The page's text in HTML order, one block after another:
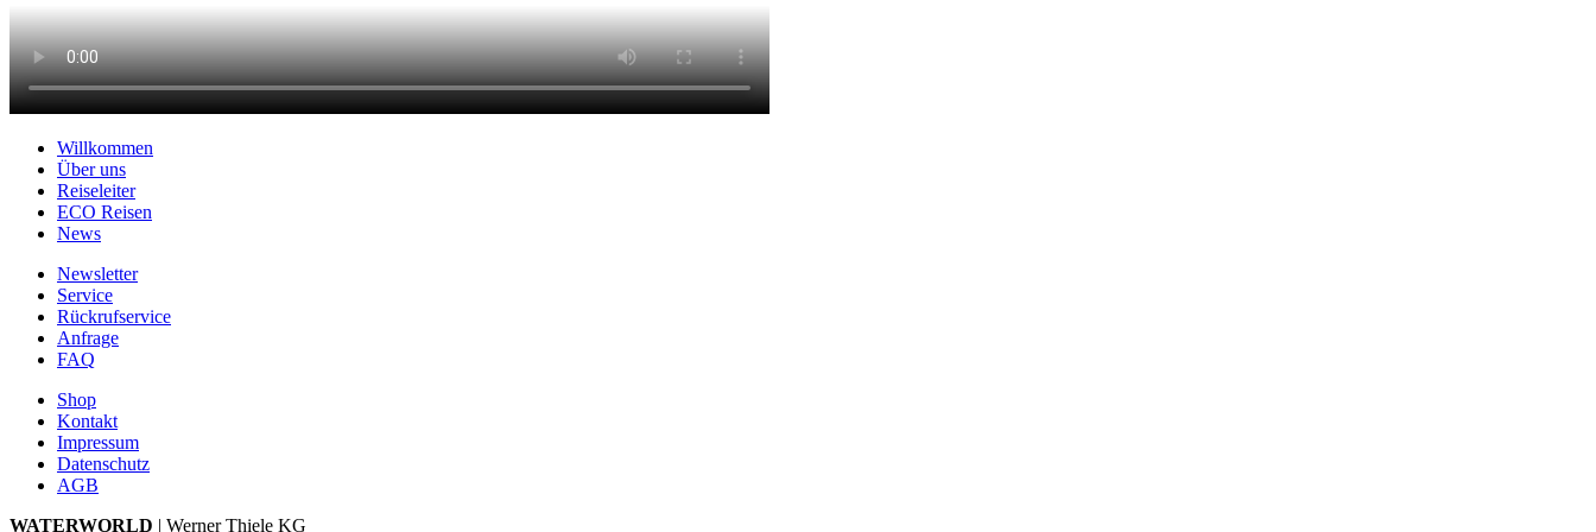
Willkommen
Über uns
Reiseleiter
ECO Reisen
News
Newsletter
Service
Rückrufservice
Anfrage
FAQ
Shop
Kontakt
Impressum
Datenschutz
AGB
WATERWORLD | Werner Thiele KG